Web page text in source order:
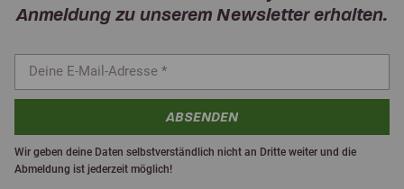
Anmeldung zu unserem Newsletter erhalten.
ABSENDEN
Wir geben deine Daten selbstverständlich nicht an Dritte weiter und die
Abmeldung ist jederzeit möglich!